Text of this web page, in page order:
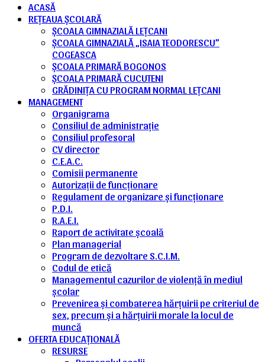
ACASĂ
REȚEAUA ȘCOLARĂ
ȘCOALA GIMNAZIALĂ LEȚCANI
ȘCOALA GIMNAZIALĂ „ISAIA TEODORESCU”
COGEASCA
ȘCOALA PRIMARĂ BOGONOS
ȘCOALA PRIMARĂ CUCUTENI
GRĂDINIȚA CU PROGRAM NORMAL LEȚCANI
MANAGEMENT
Organigrama
Consiliul de administrație
Consiliul profesoral
CV director
C.E.A.C.
Comisii permanente
Autorizații de funcționare
Regulament de organizare și funcționare
P.D.I.
R.A.E.I.
Raport de activitate școală
Plan managerial
Program de dezvoltare S.C.I.M.
Codul de etică
Managementul cazurilor de violență în mediul
școlar
Prevenirea și combaterea hărțuirii pe criteriul de
sex, precum și a hărțuirii morale la locul de
muncă
OFERTA EDUCAȚIONALĂ
RESURSE